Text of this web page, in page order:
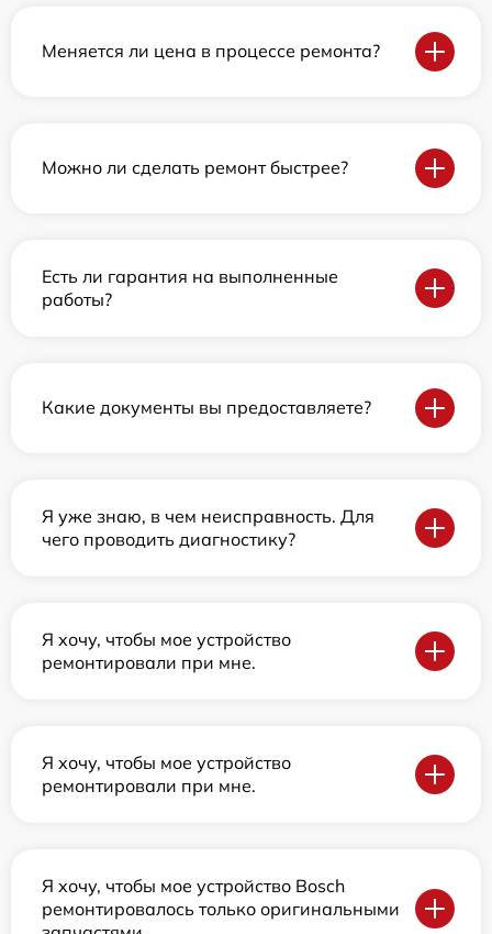
Меняется ли цена в процессе ремонта?
Можно ли сделать ремонт быстрее?
Есть ли гарантия на выполненные
работы?
Какие документы вы предоставляете?
Я уже знаю, в чем неисправность. Для
чего проводить диагностику?
Я хочу, чтобы мое устройство
ремонтировали при мне.
Я хочу, чтобы мое устройство
ремонтировали при мне.
Я хочу, чтобы мое устройство Bosch
ремонтировалось только оригинальными